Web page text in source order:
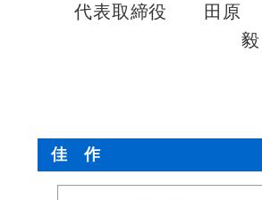
代表取締役 田原
毅
佳 作